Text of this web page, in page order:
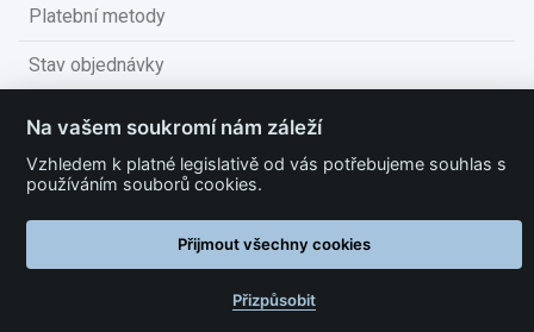
Platební metody
Stav objednávky
Obchodní podmínky
Technické podmínky
Na vašem soukromí nám záleží
Vzhledem k platné legislativě od vás potřebujeme souhlas s
používáním souborů cookies.
Přijmout všechny cookies
Přizpůsobit